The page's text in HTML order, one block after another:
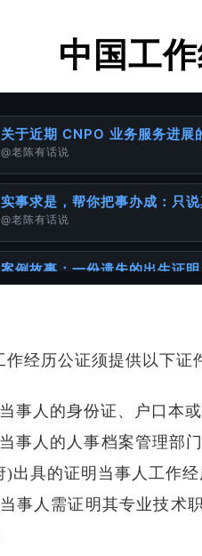
中国工
关于近期 CNPO 业务服务进展
@老陈有话说
实事求是，帮你把事办成：只
@老陈有话说
案例故事：一份遗失的出生证
@老陈有话说
请珍惜和妥善保存自己的重要
出生证明 ≠ 出生公证书：一本
@老陈有话说
怎么办理出生公证书？针对不
作经历公证须提供以下证
当事人的身份证、户口本
当事人的人事档案管理部
)出具的证明当事人工作经
当事人需证明其专业技